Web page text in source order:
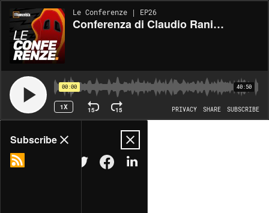
Le Conferenze | EP26
Conferenza di Claudio Ranieri - 15 novembre 2024
00:00 40:50
1X 15 15 PRIVACY SHARE SUBSCRIBE
Share
Subscribe